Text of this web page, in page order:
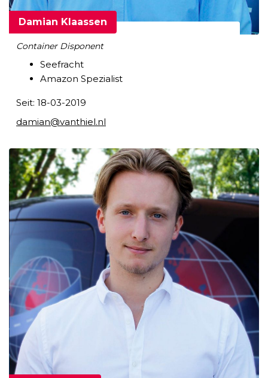
Damian Klaassen
Container Disponent
Seefracht
Amazon Spezialist
Seit: 18-03-2019
damian@vanthiel.nl